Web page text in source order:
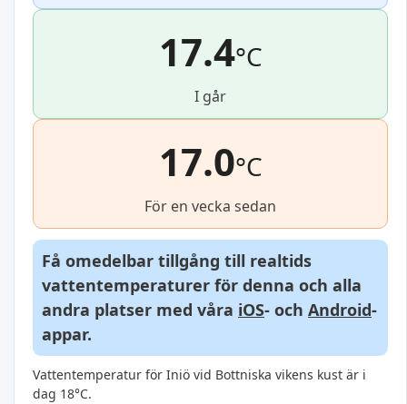
17.4°C
I går
17.0°C
För en vecka sedan
Få omedelbar tillgång till realtids
vattentemperaturer för denna och alla
andra platser med våra iOS- och Android-
appar.
Vattentemperatur för Iniö vid Bottniska vikens kust är i
dag 18°C.